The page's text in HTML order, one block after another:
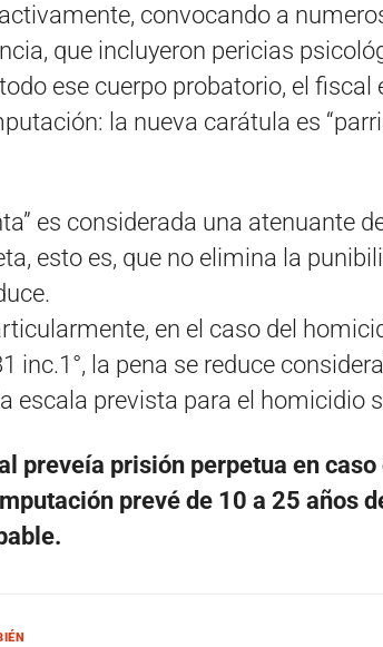
convocando a
que incluyeron pericias
ese cuerpo probatorio, el fiscal
la nueva carátula es
es considerada una atenuante
esto es, que no elimina la
en el caso del
inc.1°, la pena se reduce
escala prevista para el homicidio
preveía prisión perpetua en caso
prevé de 10 a 25 años